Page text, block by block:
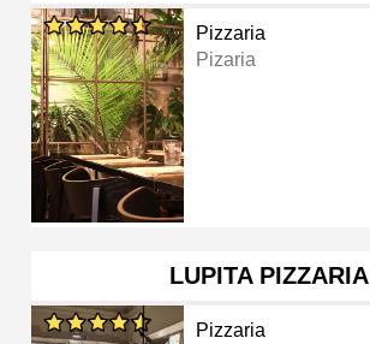
Pizzaria
Pizaria
LUPITA PIZZARIA
Pizzaria